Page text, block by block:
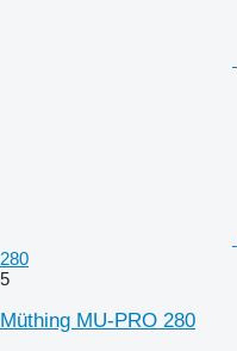
280
5
Müthing MU-PRO 280